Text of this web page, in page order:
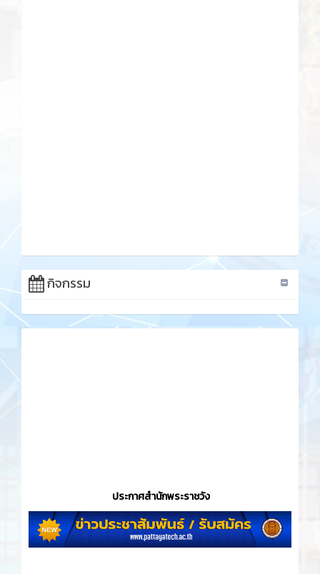
กิจกรรม
ประกาศสำนักพระราชวัง